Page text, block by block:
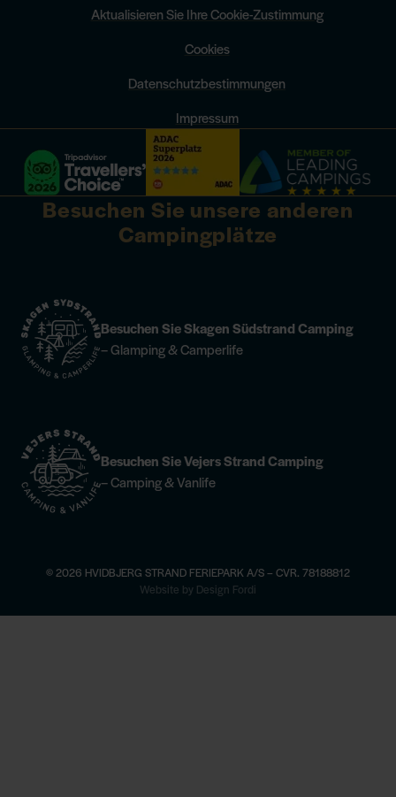
Aktualisieren Sie Ihre Cookie-Zustimmung
Cookies
Datenschutzbestimmungen
Impressum
Besuchen Sie unsere anderen
Campingplätze
Besuchen Sie Skagen Südstrand Camping
– Glamping & Camperlife
Besuchen Sie Vejers Strand Camping
– Camping & Vanlife
© 2026 HVIDBJERG STRAND FERIEPARK A/S – CVR. 78188812
Website by Design Fordi
sehen Sie mehrChampagne-Dinner im